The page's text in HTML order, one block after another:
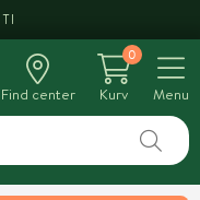
Find center
0
Kurv
Menu